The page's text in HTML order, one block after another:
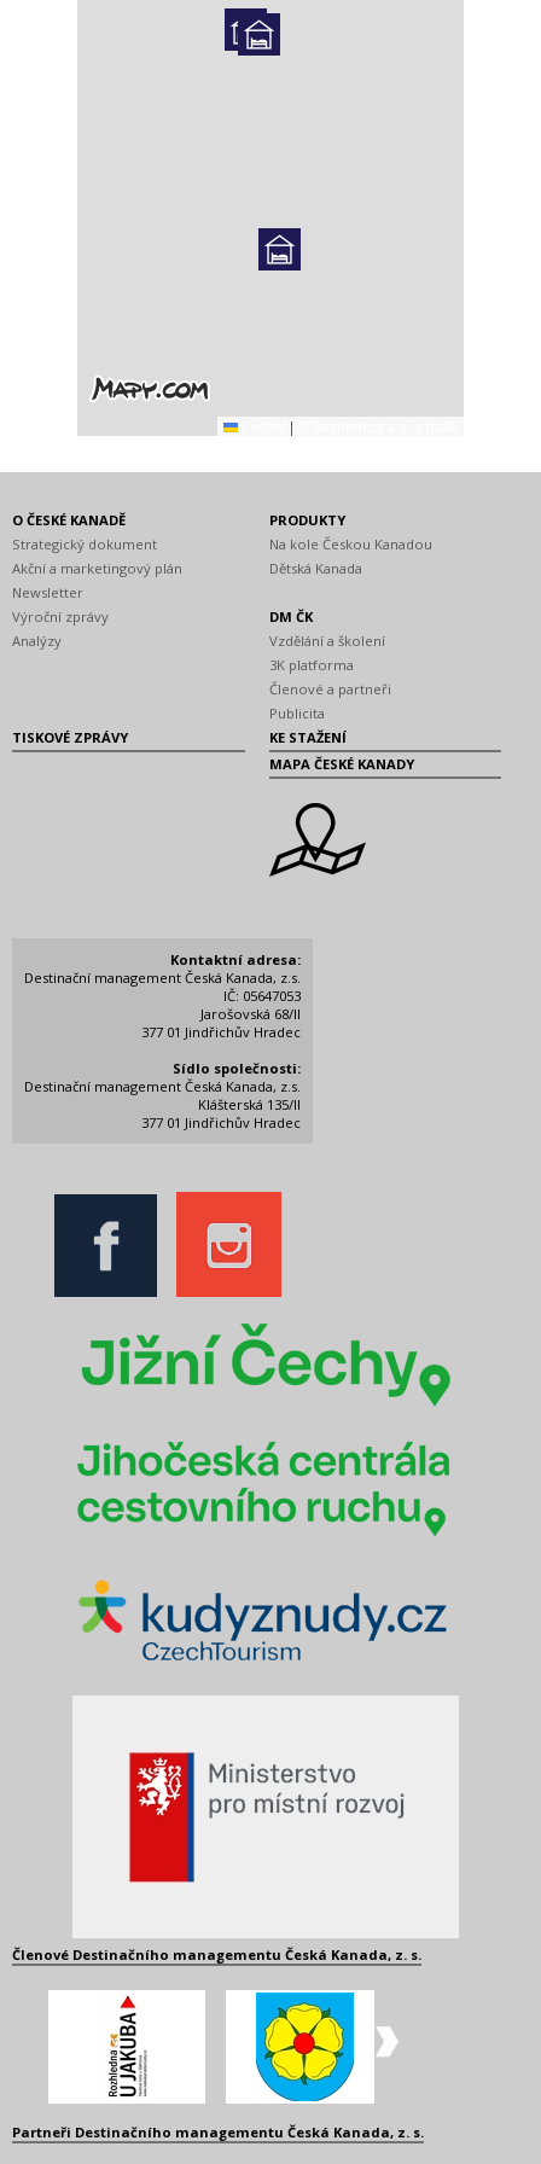
Leaflet |
O ČESKÉ KANADĚ
Strategický dokument
Akční a marketingový plán
Newsletter
Výroční zprávy
Analýzy
PRODUKTY
Na kole Českou Kanadou
Dětská Kanada
DM ČK
Vzdělání a školení
3K platforma
Členové a partneři
Publicita
TISKOVÉ ZPRÁVY
KE STAŽENÍ
MAPA ČESKÉ KANADY
Kontaktní adresa:
Destinační management Česká Kanada, z.s.
IČ: 05647053
Jarošovská 68/II
377 01 Jindřichův Hradec
Sídlo společnosti:
Destinační management Česká Kanada, z.s.
Klášterská 135/II
377 01 Jindřichův Hradec
Členové Destinačního managementu Česká Kanada, z. s.
Partneři Destinačního managementu Česká Kanada, z. s.